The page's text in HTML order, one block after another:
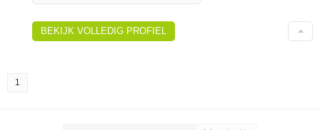
BEKIJK VOLLEDIG PROFIEL
1